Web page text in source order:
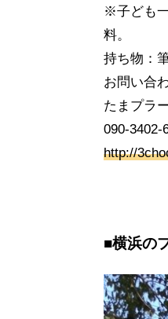
※子ども
料。
持ち物：
お問い合
たまプラ
090-3402-
http://
■横浜の